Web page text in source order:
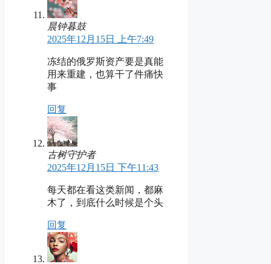
晨钟暮鼓
2025年12月15日 上午7:49
冻结的俄罗斯资产要是真能
用来重建，也算干了件痛快
事
回复
古树守护者
2025年12月15日 下午11:43
每天都在看这类新闻，都麻
木了，到底什么时候是个头
回复